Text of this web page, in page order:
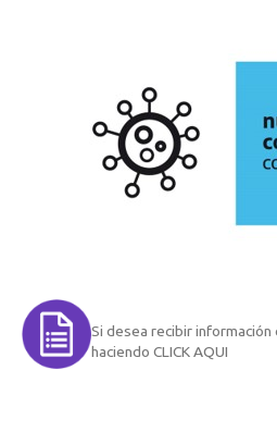
Si desea recibir
haciendo CLICK AQUI